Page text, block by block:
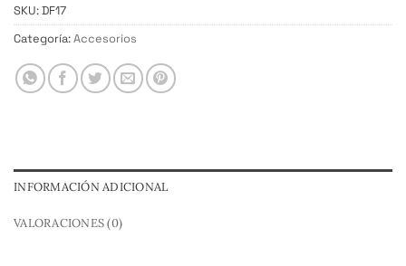
SKU:DF17
Categoría:Accesorios
INFORMACIÓN ADICIONAL
VALORACIONES (0)